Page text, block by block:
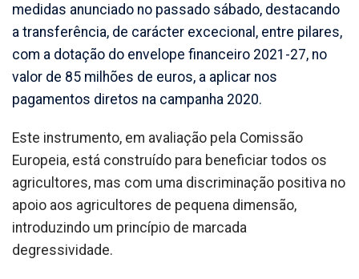
medidas anunciado no passado sábado, destacando
a transferência, de carácter excecional, entre pilares,
com a dotação do envelope financeiro 2021-27, no
valor de 85 milhões de euros, a aplicar nos
pagamentos diretos na campanha 2020.
Este instrumento, em avaliação pela Comissão
Europeia, está construído para beneficiar todos os
agricultores, mas com uma discriminação positiva no
apoio aos agricultores de pequena dimensão,
introduzindo um princípio de marcada
degressividade.